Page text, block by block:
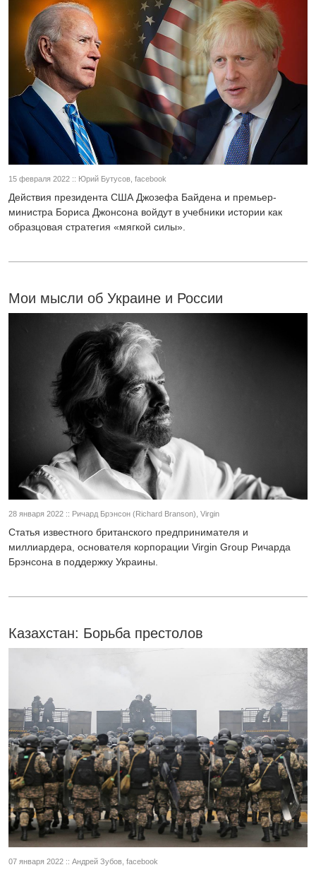
15 февраля 2022 :: Юрий Бутусов, facebook
Действия президента США Джозефа Байдена и премьер-
министра Бориса Джонсона войдут в учебники истории как
образцовая стратегия «мягкой силы».
Мои мысли об Украине и России
28 января 2022 :: Ричард Брэнсон (Richard Branson), Virgin
Статья известного британского предпринимателя и
миллиардера, основателя корпорации Virgin Group Ричарда
Брэнсона в поддержку Украины.
Казахстан: Борьба престолов
07 января 2022 :: Андрей Зубов, facebook